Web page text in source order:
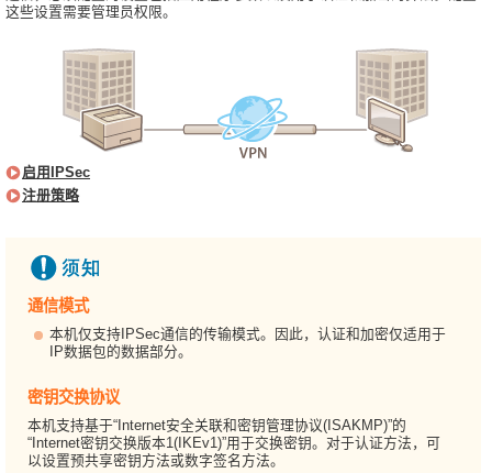
这些设置需要管理员权限。
启用IPSec
注册策略
通信模式
本机仅支持IPSec通信的传输模式。因此，认证和加密仅适用于
IP数据包的数据部分。
密钥交换协议
本机支持基于“Internet安全关联和密钥管理协议(ISAKMP)”的
“Internet密钥交换版本1(IKEv1)”用于交换密钥。对于认证方法，可
以设置预共享密钥方法或数字签名方法。